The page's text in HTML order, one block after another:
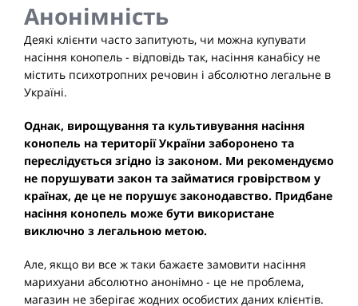
Анонімність
Деякі клієнти часто запитують, чи можна купувати
насіння конопель - відповідь так, насіння канабісу не
містить психотропних речовин і абсолютно легальне в
Україні.
Однак, вирощування та культивування насіння
конопель на території України заборонено та
переслідується згідно із законом. Ми рекомендуємо
не порушувати закон та займатися гровірством у
країнах, де це не порушує законодавство. Придбане
насіння конопель може бути використане
виключно з легальною метою.
Але, якщо ви все ж таки бажаєте замовити насіння
марихуани абсолютно анонімно - це не проблема,
магазин не зберігає жодних особистих даних клієнтів.